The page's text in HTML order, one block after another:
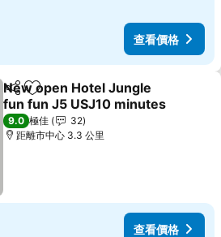
查看價格
分享 放到收藏夾
New open Hotel Jungle
fun fun J5 USJ10 minutes
查看價格
9.0 極佳
32
距離市中心 3.3 公里
查看價格